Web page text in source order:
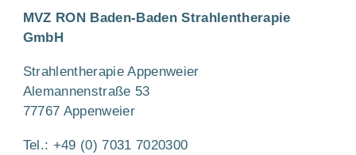
MVZ RON Baden-Baden Strahlentherapie
GmbH
Strahlentherapie Appenweier
Alemannenstraße 53
77767 Appenweier
Tel.: +49 (0) 7031 7020300